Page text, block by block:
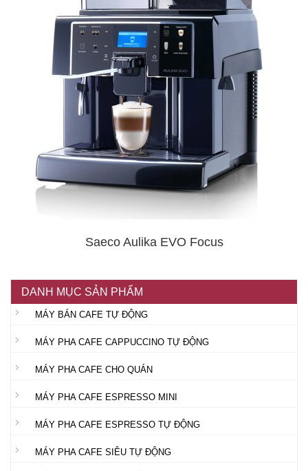
Saeco Aulika EVO Focus
DANH MỤC SẢN PHẨM
MÁY BÁN CAFE TỰ ĐỘNG
MÁY PHA CAFE CAPPUCCINO TỰ ĐỘNG
MÁY PHA CAFE CHO QUÁN
MÁY PHA CAFE ESPRESSO MINI
MÁY PHA CAFE ESPRESSO TỰ ĐỘNG
MÁY PHA CAFE SIÊU TỰ ĐỘNG